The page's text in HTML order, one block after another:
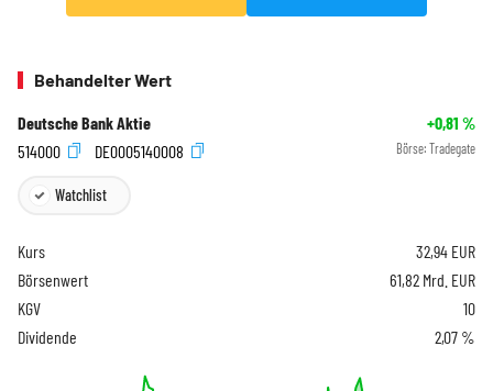
Behandelter Wert
Deutsche Bank Aktie +0,81 %
514000
DE0005140008 Börse: Tradegate
Watchlist
Kurs 32,94 EUR
Börsenwert
61,82 Mrd. EUR
KGV
10
Dividende
2,07 %